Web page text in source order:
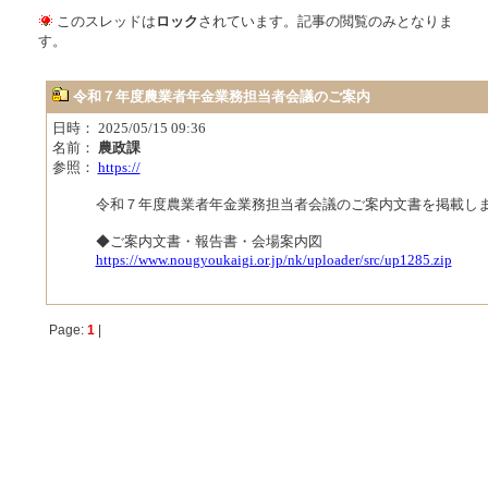
このスレッドは ロックされています。記事の閲覧のみとなりま
す。
令和７年度農業者年金業務担当者会議のご案内
日時： 2025/05/15 09:36
名前： 農政課
参照： https://
令和７年度農業者年金業務担当者会議のご案内文書を掲載し
◆ご案内文書・報告書・会場案内図
https://www.nougyoukaigi.or.jp/nk/uploader/src/up1285.zip
Page: 1|